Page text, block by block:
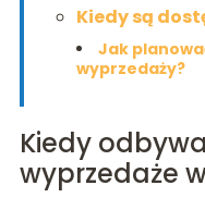
Kiedy są
Jak
wyprzedaży?
Kiedy
wyprzedaże